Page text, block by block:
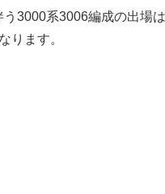
う3000系3006編成の出場
ります。